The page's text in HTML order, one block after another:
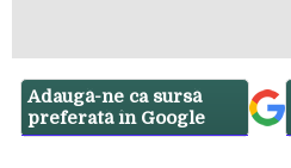
Adaugă-ne ca sursă
preferată în Google